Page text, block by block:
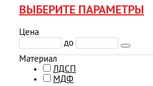
ВЫБЕРИТЕ ПАРАМЕТРЫ
Цена
до
Материал
ЛДСП
МДФ